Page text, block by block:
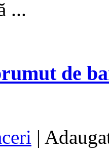
...
de
|